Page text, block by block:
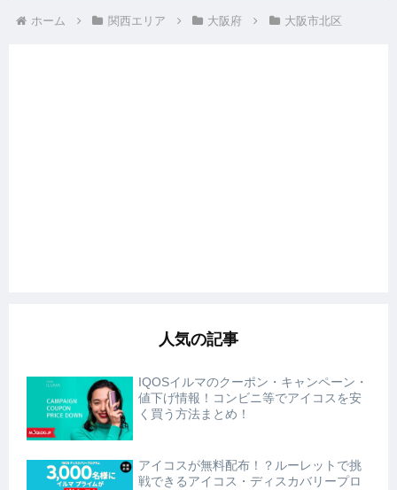
ホーム 関西エリア 大阪府 大阪市北区
人気の記事
IQOSイルマのクーポン・キャンペーン・
値下げ情報！コンビニ等でアイコスを安
く買う方法まとめ！
アイコスが無料配布！？ルーレットで挑
戦できるアイコス・ディスカバリープロ